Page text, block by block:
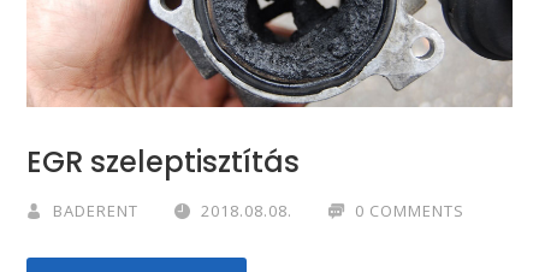
EGR szeleptisztítás
BADERENT 2018.08.08. 0 COMMENTS